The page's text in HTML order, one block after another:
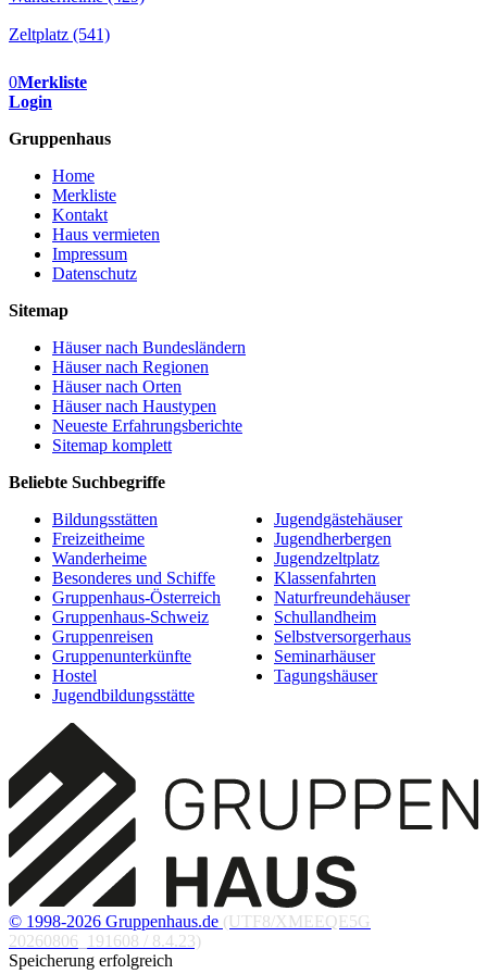
Zeltplatz (541)
0Merkliste
Login
Gruppenhaus
Home
Merkliste
Kontakt
Haus vermieten
Impressum
Datenschutz
Sitemap
Häuser nach Bundesländern
Häuser nach Regionen
Häuser nach Orten
Häuser nach Haustypen
Neueste Erfahrungsberichte
Sitemap komplett
Beliebte Suchbegriffe
Bildungsstätten
Freizeitheime
Wanderheime
Besonderes und Schiffe
Gruppenhaus-Österreich
Gruppenhaus-Schweiz
Gruppenreisen
Gruppenunterkünfte
Hostel
Jugendbildungsstätte
Jugendgästehäuser
Jugendherbergen
Jugendzeltplatz
Klassenfahrten
Naturfreundehäuser
Schullandheim
Selbstversorgerhaus
Seminarhäuser
Tagungshäuser
© 1998-2026 Gruppenhaus.de (UTF8/XMEEQE5G
20260806_191608 / 8.4.23)
Speicherung erfolgreich